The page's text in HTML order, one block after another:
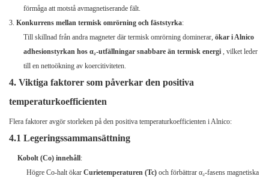
förmåga att motstå avmagnetiserande fält.
Konkurrens mellan termisk omrörning och fäststyrka:
Till skillnad från andra magneter där termisk omrörning dominerar, ökar i Alnico
adhesionstyrkan hos α₂-utfällningar snabbare än termisk energi , vilket leder
till en nettoökning av koercitiviteten.
4. Viktiga faktorer som påverkar den positiva
temperaturkoefficienten
Flera faktorer avgör storleken på den positiva temperaturkoefficienten i Alnico:
4.1 Legeringssammansättning
Kobolt (Co) innehåll:
Högre Co-halt ökar Curietemperaturen (Tc)och förbättrar α₂-fasens magnetiska